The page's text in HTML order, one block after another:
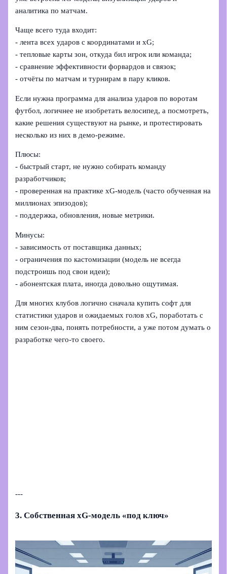
аналитика по матчам.
Чаще всего туда входит:
- лента всех ударов с координатами и xG;
- тепловые карты зон, откуда бил игрок или команда;
- сравнение эффективности форвардов и связок;
- отчёты по матчам и турнирам в пару кликов.
Если нужна программа для анализа ударов по воротам
футбол, логичнее не изобретать велосипед, а посмотреть,
какие решения существуют на рынке, и протестировать
несколько из них в демо-режиме.
Плюсы:
- быстрый старт, не нужно собирать команду
разработчиков;
- проверенная на практике xG-модель (часто обученная на
миллионах эпизодов);
- поддержка, обновления, новые метрики.
Минусы:
- зависимость от поставщика данных;
- ограничения по кастомизации (модель не всегда
подстроишь под свои идеи);
- абонентская плата, иногда довольно ощутимая.
Для многих клубов логично сначала купить софт для
статистики ударов и ожидаемых голов xG, поработать с
ним сезон-два, понять потребности, а уже потом думать о
разработке чего-то своего.
---
3. Собственная xG-модель «под ключ»